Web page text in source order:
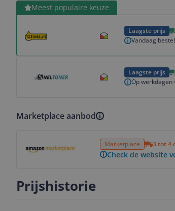
Meest populaire keuze
Laagste prijs
Vandaag
Bekijk product
Laagste prijs
Op werkdagen
Marketplace aanbod
Marketplace 3 tot 4
Check de website
Prijshistorie